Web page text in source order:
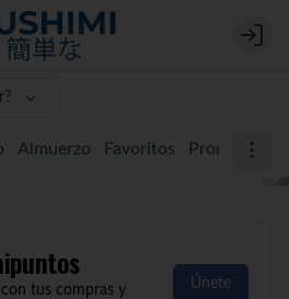
Login
Almuerzo Favoritos Promociones
tus compras y
Únete